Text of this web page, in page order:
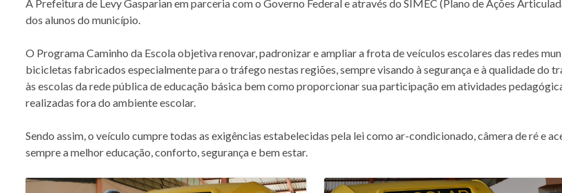
A Prefeitura de Levy Gasparian em parceria com o Governo Federal e através do SIMEC (Plano de Ações
dos alunos do município.
O Programa Caminho da Escola objetiva renovar, padronizar e ampliar a frota de veículos escolares das redes
bicicletas fabricados especialmente para o tráfego nestas regiões, sempre visando à segurança e à qualidade do
às escolas da rede pública de educação básica bem como proporcionar sua participação em atividades
realizadas fora do ambiente escolar.
Sendo assim, o veículo cumpre todas as exigências estabelecidas pela lei como ar-condicionado, câmera de ré e
sempre a melhor educação, conforto, segurança e bem estar.